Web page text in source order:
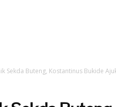
Sekda Buteng, Kostantinus Bukide